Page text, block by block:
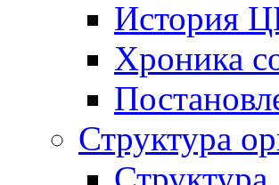
История
Хроника
Структура